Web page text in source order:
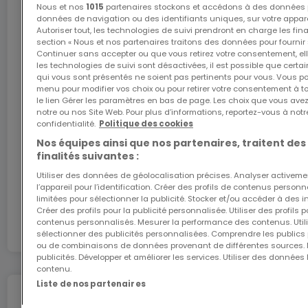
+++ Prestations & finitions +++
Prestations de qualité avec finitions
personnalisables (dans le cadre du cahier des
charges)
Construction conforme aux standards actuels :
pompe à chaleur / chauffage au sol / ventilation
double flux / triple vitrage.
Prix à partir de : [1.198.000 €] - Prix affiché avec TVA
(Taux réduit - sous réserve d’acceptation par
l’Administration compétente)
Internet
L'internet Giga : l'Internet à domicile
Bénéficiez d’1 mois d’internet gratuit avec le code
ATHOME26 sur le réseau le plus rapide du
Luxembourg.
J’y vais
En partenariat avec
Nous et nos 1015 partenaires stockons et accédons à des
données de navigation ou des identifiants uniques, sur votre
Autoriser tout, les technologies de suivi prendront en charge les
section « Nous et nos partenaires traitons des données pour fournir
Continuer sans accepter ou que vous retirez votre consentement,
les technologies de suivi sont désactivées, il est possible que
qui vous sont présentés ne soient pas pertinents pour vous. Vous
menu pour modifier vos choix ou pour retirer votre consentement à
le lien Gérer les paramètres en bas de page. Les choix que vous
notre ou nos Site Web. Pour plus d’informations, reportez-vous à
confidentialité. Politique des cookies
Nos équipes ainsi que nos partenaires, traitent
finalités suivantes :
Utiliser des données de géolocalisation précises. Analyser
l’appareil pour l’identification. Créer des profils de contenus
limitées pour sélectionner la publicité. Stocker et/ou accéder à des
Créer des profils pour la publicité personnalisée. Utiliser des profils
contenus personnalisés. Mesurer la performance des contenus.
sélectionner des publicités personnalisées. Comprendre les
ou de combinaisons de données provenant de différentes sources.
publicités. Développer et améliorer les services. Utiliser des
contenu.
Liste de nos partenaires